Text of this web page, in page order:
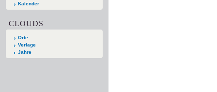
Kalender
CLOUDS
Orte
Verlage
Jahre